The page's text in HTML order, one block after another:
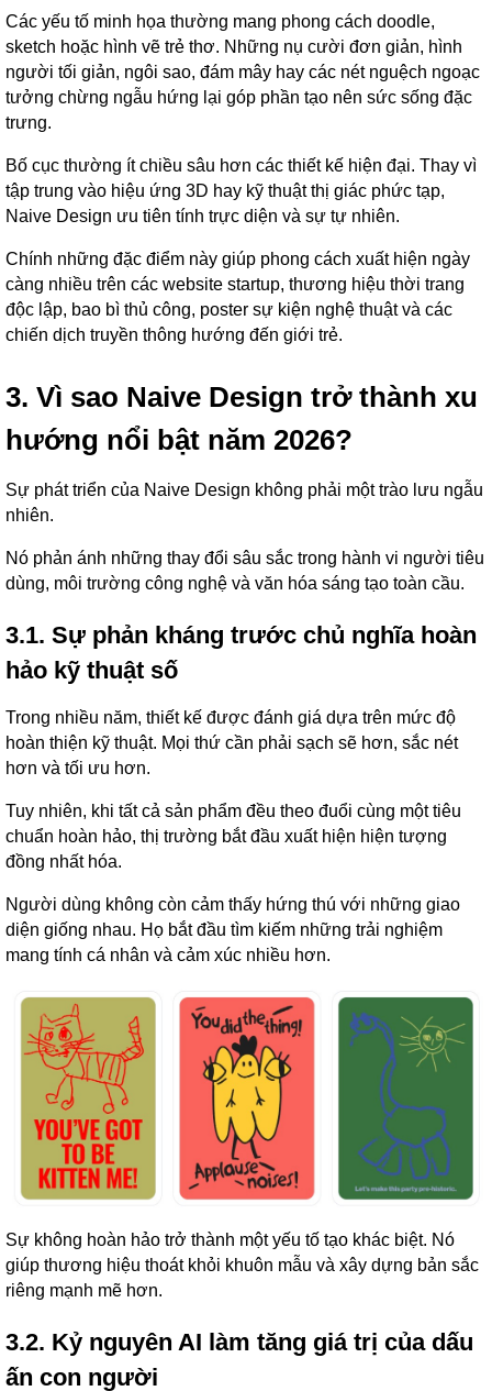
Các yếu tố minh họa thường mang phong cách doodle,
sketch hoặc hình vẽ trẻ thơ. Những nụ cười đơn giản, hình
người tối giản, ngôi sao, đám mây hay các nét nguệch ngoạc
tưởng chừng ngẫu hứng lại góp phần tạo nên sức sống đặc
trưng.
Bố cục thường ít chiều sâu hơn các thiết kế hiện đại. Thay vì
tập trung vào hiệu ứng 3D hay kỹ thuật thị giác phức tạp,
Naive Design ưu tiên tính trực diện và sự tự nhiên.
Chính những đặc điểm này giúp phong cách xuất hiện ngày
càng nhiều trên các website startup, thương hiệu thời trang
độc lập, bao bì thủ công, poster sự kiện nghệ thuật và các
chiến dịch truyền thông hướng đến giới trẻ.
3. Vì sao Naive Design trở thành xu
hướng nổi bật năm 2026?
Sự phát triển của Naive Design không phải một trào lưu ngẫu
nhiên.
Nó phản ánh những thay đổi sâu sắc trong hành vi người tiêu
dùng, môi trường công nghệ và văn hóa sáng tạo toàn cầu.
3.1. Sự phản kháng trước chủ nghĩa hoàn
hảo kỹ thuật số
Trong nhiều năm, thiết kế được đánh giá dựa trên mức độ
hoàn thiện kỹ thuật. Mọi thứ cần phải sạch sẽ hơn, sắc nét
hơn và tối ưu hơn.
Tuy nhiên, khi tất cả sản phẩm đều theo đuổi cùng một tiêu
chuẩn hoàn hảo, thị trường bắt đầu xuất hiện hiện tượng
đồng nhất hóa.
Người dùng không còn cảm thấy hứng thú với những giao
diện giống nhau. Họ bắt đầu tìm kiếm những trải nghiệm
mang tính cá nhân và cảm xúc nhiều hơn.
Sự không hoàn hảo trở thành một yếu tố tạo khác biệt. Nó
giúp thương hiệu thoát khỏi khuôn mẫu và xây dựng bản sắc
riêng mạnh mẽ hơn.
3.2. Kỷ nguyên AI làm tăng giá trị của dấu
ấn con người